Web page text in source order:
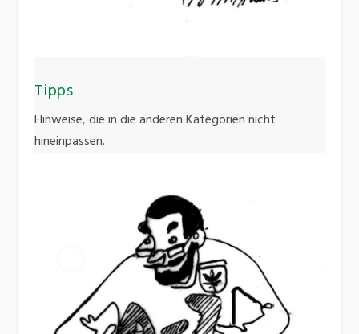
Tipps
Hinweise, die in die anderen Kategorien nicht
hineinpassen.